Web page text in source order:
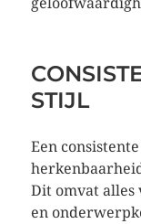
STIJL
Een
Dit omvat alles
en